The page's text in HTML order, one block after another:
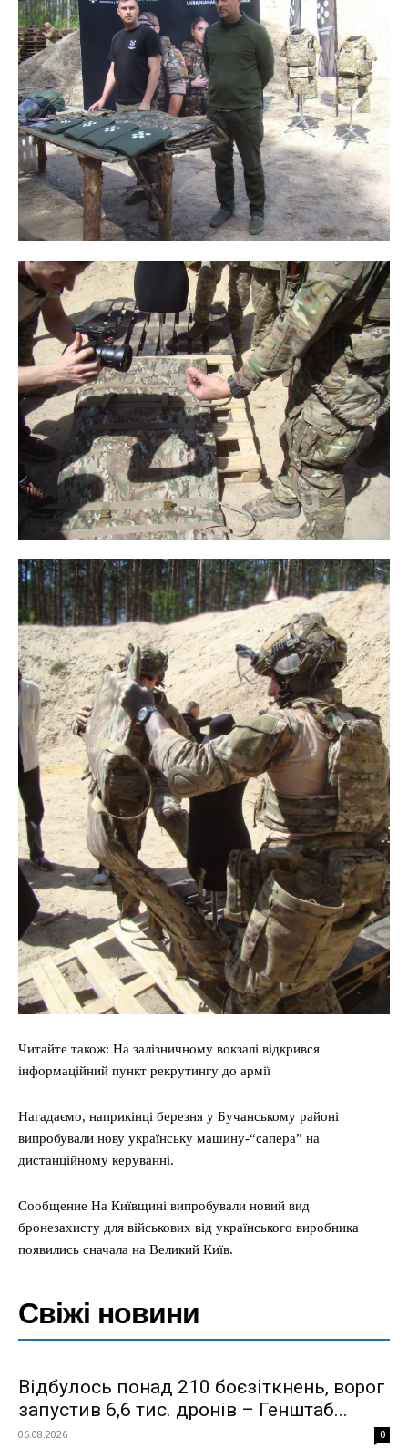
Читайте також: На залізничному вокзалі відкрився
інформаційний пункт рекрутингу до армії
Нагадаємо, наприкінці березня у Бучанському районі
випробували нову українську машину-“сапера” на
дистанційному керуванні.
Сообщение На Київщині випробували новий вид
бронезахисту для військових від українського виробника
появились сначала на Великий Київ.
Свіжі новини
Відбулось понад 210 боєзіткнень, ворог
запустив 6,6 тис. дронів – Генштаб...
06.08.2026 0